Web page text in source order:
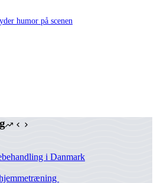
humor på scenen
i Danmark